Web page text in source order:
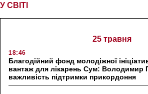
У СВІТІ
25 травня
18:46
Благодійний фонд молодіжної
вантаж для лікарень Сум: Володимир
важливість підтримки прикордоння